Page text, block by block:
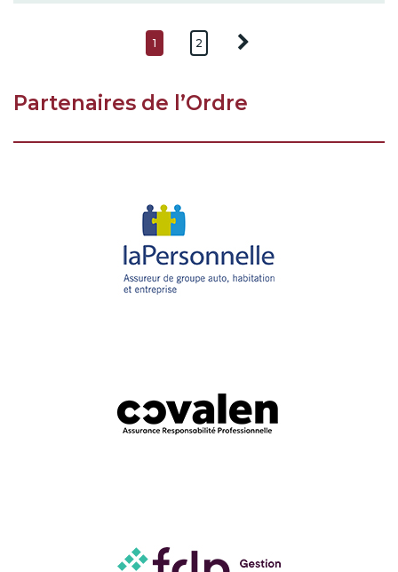
1 2
Partenaires de l’Ordre